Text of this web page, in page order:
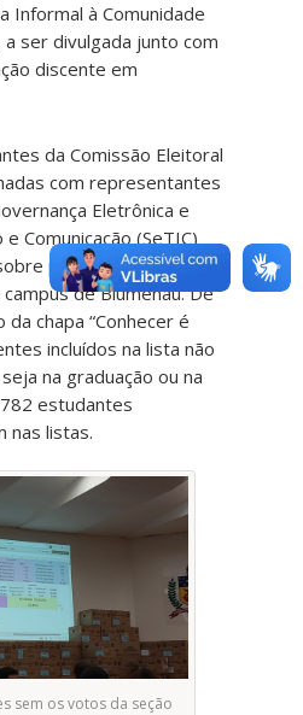
Informal à Comunidade
ser divulgada junto com
discente em
da Comissão Eleitoral
com representantes
Eletrônica e
Comunicação (SeTIC)
problemas relatados
de Blumenau. De
chapa “Conhecer é
incluídos na lista não
na graduação ou na
estudantes
nas listas.
sem os votos da seção